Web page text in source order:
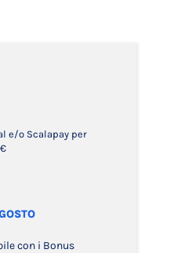
e/o Scalapay per
con i Bonus